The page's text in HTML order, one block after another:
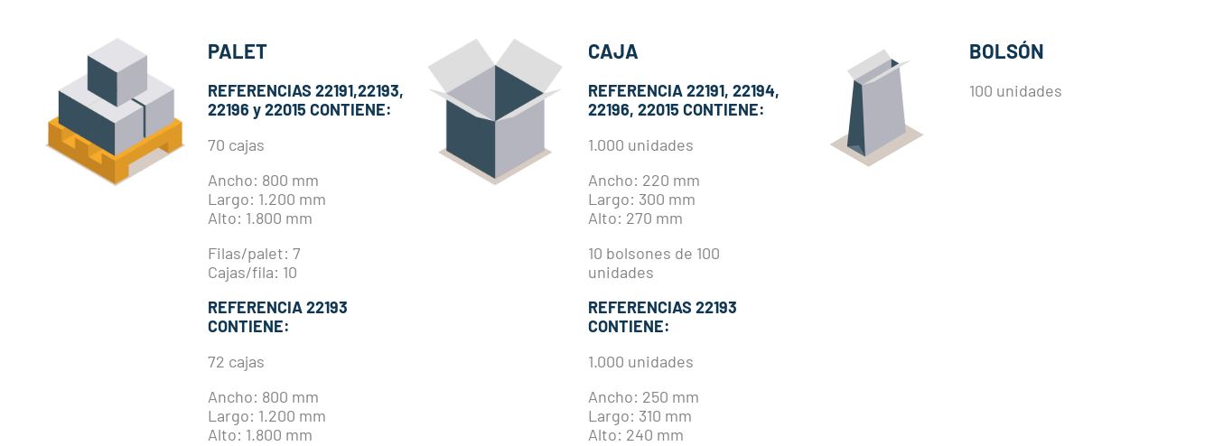
PALET
REFERENCIAS 22191,22193,
22196 y 22015 CONTIENE:
70 cajas
Ancho: 800 mm
Largo: 1.200 mm
Alto: 1.800 mm
Filas/palet: 7
Cajas/fila: 10
REFERENCIA 22193
CONTIENE:
72 cajas
Ancho: 800 mm
Largo: 1.200 mm
Alto: 1.800 mm
CAJA
REFERENCIA 22191, 22194,
22196, 22015 CONTIENE:
1.000 unidades
Ancho: 220 mm
Largo: 300 mm
Alto: 270 mm
10 bolsones de 100
unidades
REFERENCIAS 22193
CONTIENE:
1.000 unidades
Ancho: 250 mm
Largo: 310 mm
Alto: 240 mm
BOLSÓN
100 unidades